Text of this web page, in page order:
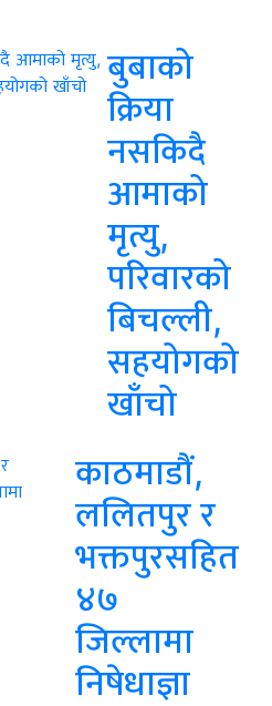
बुबाको
क्रिया
नसकिदै
आमाको
मृत्यु,
परिवारको
बिचल्ली,
सहयोगको
खाँचो
काठमाडौं,
ललितपुर र
भक्तपुरसहित
४७
जिल्लामा
निषेधाज्ञा